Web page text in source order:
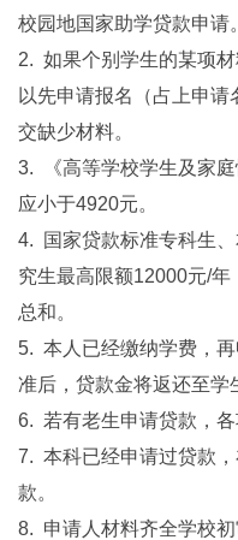
校园地国家助学贷款申请。
2. 如果个别学生的某项
以先申请报名（占上申
交缺少材料。
3. 《高等学校学生及家
应小于4920元。
4. 国家贷款标准专科生
究生最高限额12000元/
总和。
5. 本人已经缴纳学费，
准后，贷款金将返还至学
6. 若有老生申请贷款，各
7. 本科已经申请过贷款
款。
8. 申请人材料齐全学校